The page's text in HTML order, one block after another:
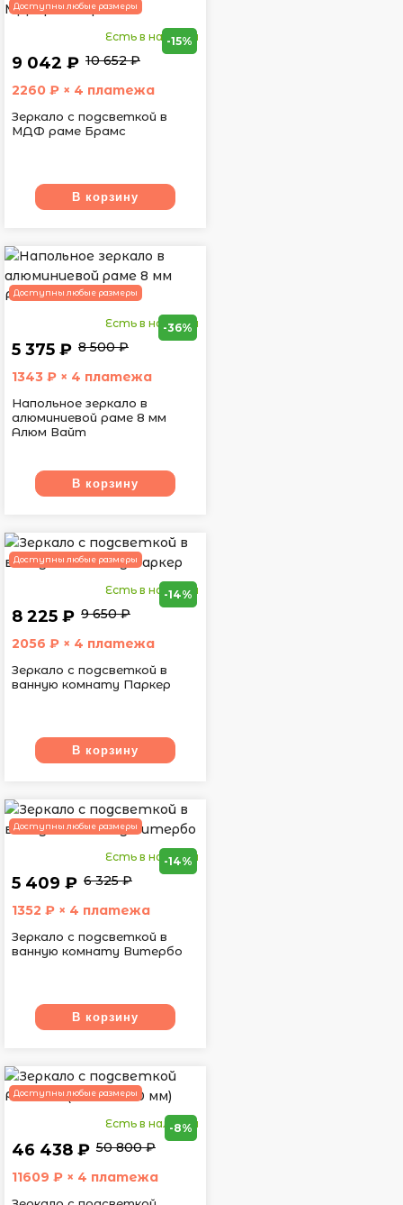
Доступны любые размеры
Есть в наличии
9 042 ₽ 10 652 ₽
-15%
2260 ₽ × 4 платежа
Зеркало с подсветкой в
МДФ раме Брамс
В корзину
Доступны любые размеры
Есть в наличии
5 375 ₽ 8 500 ₽
-36%
1343 ₽ × 4 платежа
Напольное зеркало в
алюминиевой раме 8 мм
Алюм Вайт
В корзину
Доступны любые размеры
Есть в наличии
8 225 ₽ 9 650 ₽
-14%
2056 ₽ × 4 платежа
Зеркало с подсветкой в
ванную комнату Паркер
В корзину
Доступны любые размеры
Есть в наличии
5 409 ₽ 6 325 ₽
-14%
1352 ₽ × 4 платежа
Зеркало с подсветкой в
ванную комнату Витербо
В корзину
Доступны любые размеры
Есть в наличии
46 438 ₽ 50 800 ₽
-8%
11609 ₽ × 4 платежа